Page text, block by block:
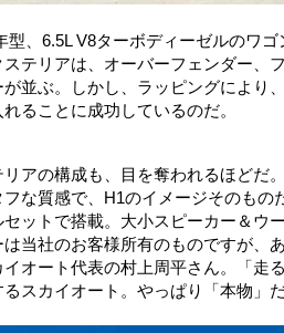
型、6.5L V8ターボディーゼルのワ
ステリアは、オーバーフェンダー、
が並ぶ。しかし、ラッピングによ
ることに成功しているのだ。
リアの構成も、目を奪われるほどだ
な質感で、H1のイメージそのも
ットで搭載。大小スピーカー＆ウ
は当社のお客様所有のものですが
イオート代表の村上周平さん。「走
スカイオート。やっぱり「本物」だ